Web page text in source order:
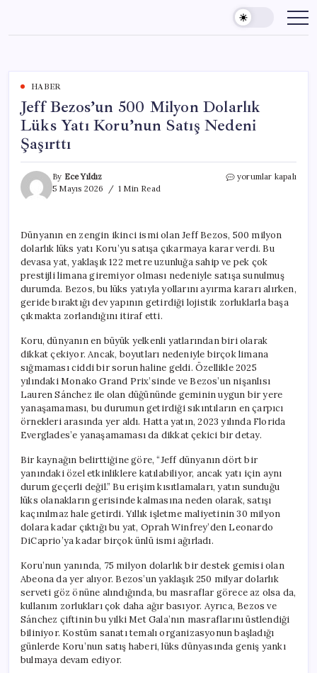
content
HABER
Jeff Bezos’un 500 Milyon Dolarlık
Lüks Yatı Koru’nun Satış Nedeni
Şaşırttı
By Ece Yıldız
5 Mayıs 2026
1 Min Read
Jeff
Lüks
Yatı
Koru’nun
Satış
Şaşırttı
için
yorumlar kapalı
Dünyanın en zengin ikinci ismi olan Jeff Bezos, 500 milyon
dolarlık lüks yatı Koru’yu satışa çıkarmaya karar verdi. Bu
devasa yat, yaklaşık 122 metre uzunluğa sahip ve pek çok
prestijli limana giremiyor olması nedeniyle satışa sunulmuş
durumda. Bezos, bu lüks yatıyla yollarını ayırma kararı alırken,
geride bıraktığı dev yapının getirdiği lojistik zorluklarla başa
çıkmakta zorlandığını itiraf etti.
Koru, dünyanın en büyük yelkenli yatlarından biri olarak
dikkat çekiyor. Ancak, boyutları nedeniyle birçok limana
sığmaması ciddi bir sorun haline geldi. Özellikle 2025
yılındaki Monako Grand Prix’sinde ve Bezos’un nişanlısı
Lauren Sánchez ile olan düğününde geminin uygun bir yere
yanaşamaması, bu durumun getirdiği sıkıntıların en çarpıcı
örnekleri arasında yer aldı. Hatta yatın, 2023 yılında Florida
Everglades’e yanaşamaması da dikkat çekici bir detay.
Bir kaynağın belirttiğine göre, “Jeff dünyanın dört bir
yanındaki özel etkinliklere katılabiliyor, ancak yatı için aynı
durum geçerli değil.” Bu erişim kısıtlamaları, yatın sunduğu
lüks olanakların gerisinde kalmasına neden olarak, satışı
kaçınılmaz hale getirdi. Yıllık işletme maliyetinin 30 milyon
dolara kadar çıktığı bu yat, Oprah Winfrey’den Leonardo
DiCaprio’ya kadar birçok ünlü ismi ağırladı.
Koru’nun yanında, 75 milyon dolarlık bir destek gemisi olan
Abeona da yer alıyor. Bezos’un yaklaşık 250 milyar dolarlık
serveti göz önüne alındığında, bu masraflar görece az olsa da,
kullanım zorlukları çok daha ağır basıyor. Ayrıca, Bezos ve
Sánchez çiftinin bu yılki Met Gala’nın masraflarını üstlendiği
biliniyor. Kostüm sanatı temalı organizasyonun başladığı
günlerde Koru’nun satış haberi, lüks dünyasında geniş yankı
bulmaya devam ediyor.